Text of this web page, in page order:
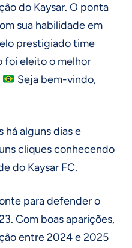
do Kaysar. O ponta
sua habilidade em
prestigiado time
foi eleito o melhor
Seja bem-vindo,
há alguns dias e
cliques conhecendo
do Kaysar FC.
para defender o
Com boas aparições,
entre 2024 e 2025